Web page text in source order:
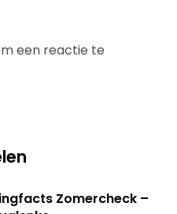
een reactie te
Zomercheck –